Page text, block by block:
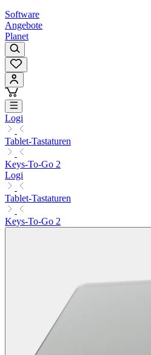
Software
Angebote
Planet
Logi
Tablet-Tastaturen
Keys-To-Go 2
Logi
Tablet-Tastaturen
Keys-To-Go 2